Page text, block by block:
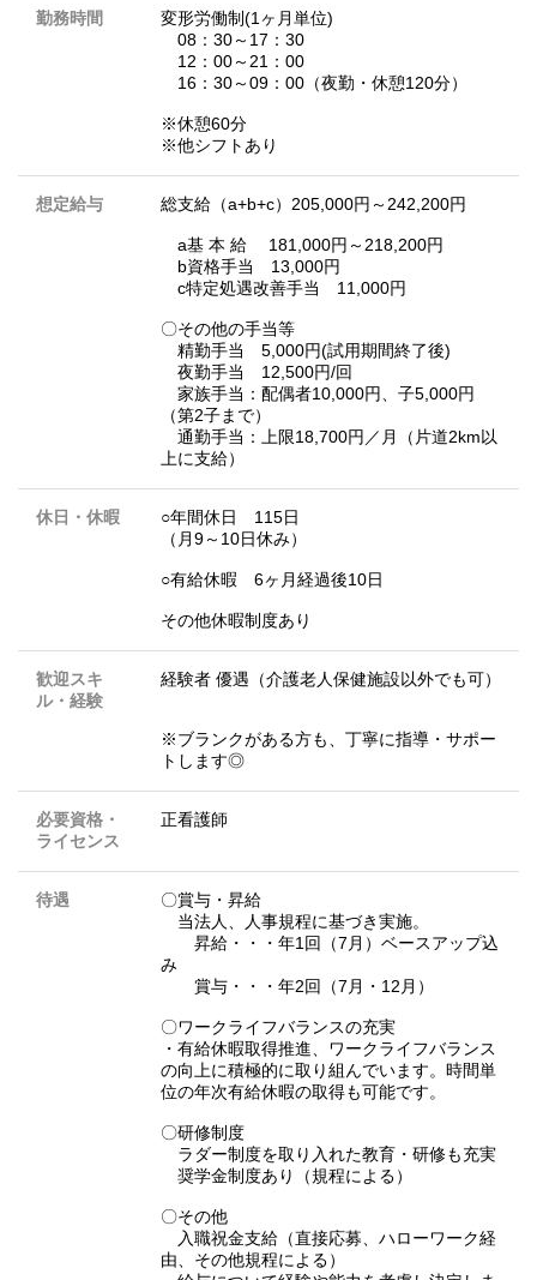
勤務時間
変形労働制(1ヶ月単位)
08：30～17：30
12：00～21：00
16：30～09：00（夜勤・休憩120分）
※休憩60分
※他シフトあり
想定給与 総支給（a+b+c）205,000円～242,200円
a基 本 給 181,000円～218,200円
b資格手当 13,000円
c特定処遇改善手当 11,000円
〇その他の手当等
精勤手当 5,000円(試用期間終了後)
夜勤手当 12,500円/回
家族手当：配偶者10,000円、子5,000円
（第2子まで）
通勤手当：上限18,700円／月（片道2km以
上に支給）
休日・休暇
○年間休日 115日
（月9～10日休み）
○有給休暇 6ヶ月経過後10日
その他休暇制度あり
歓迎スキ
ル・経験
経験者 優遇（介護老人保健施設以外でも可）
※ブランクがある方も、丁寧に指導・サポー
トします◎
必要資格・
ライセンス
正看護師
待遇
〇賞与・昇給
当法人、人事規程に基づき実施。
昇給・・・年1回（7月）ベースアップ込
み
賞与・・・年2回（7月・12月）
〇ワークライフバランスの充実
・有給休暇取得推進、ワークライフバランス
の向上に積極的に取り組んでいます。時間単
位の年次有給休暇の取得も可能です。
〇研修制度
ラダー制度を取り入れた教育・研修も充実
奨学金制度あり（規程による）
〇その他
入職祝金支給（直接応募、ハローワーク経
由、その他規程による）